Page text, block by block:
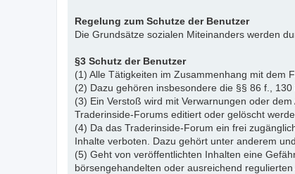
Regelung zum Schutze der Benutzer
Die Grundsätze sozialen Miteinanders werden
§3 Schutz der Benutzer
(1) Alle Tätigkeiten im Zusammenhang mit dem
(2) Dazu gehören insbesondere die §§ 86 f.,
(3) Ein Verstoß wird mit Verwarnungen oder
Traderinside-Forums editiert oder gelöscht
(4) Da das Traderinside-Forum ein frei
Inhalte verboten. Dazu gehört unter anderem
(5) Geht von veröffentlichten Inhalten eine
börsengehandelten oder ausreichend